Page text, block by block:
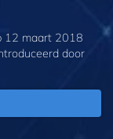
12 maart 2018
door